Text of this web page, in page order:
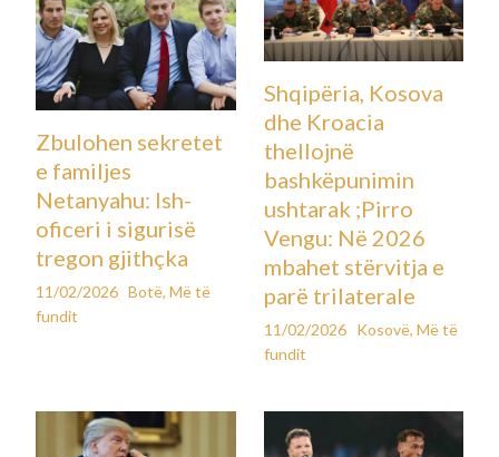
Zbulohen sekretet
e familjes
Netanyahu: Ish-
oficeri i sigurisë
tregon gjithçka
11/02/2026 Botë,Më të
fundit
Shqipëria, Kosova
dhe Kroacia
thellojnë
bashkëpunimin
ushtarak ;Pirro
Vengu: Në 2026
mbahet stërvitja e
parë trilaterale
11/02/2026 Kosovë, Më të
fundit